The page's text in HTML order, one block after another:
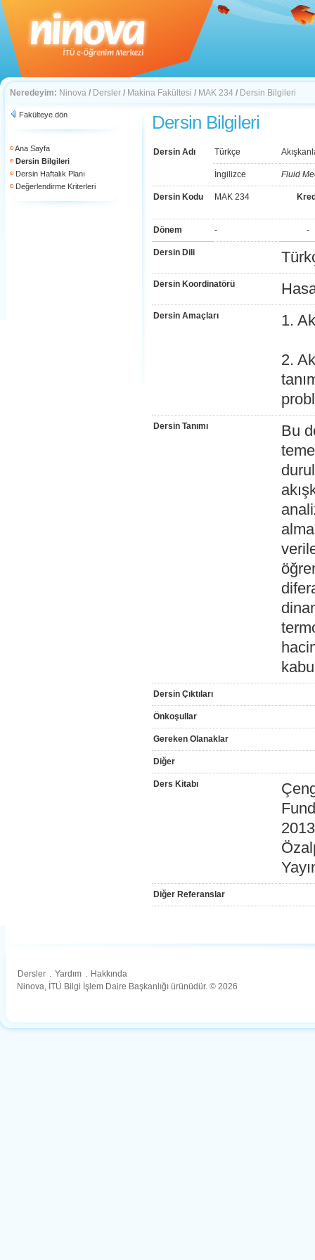
Neredeyim: Ninova / Dersler / Makina Fakültesi / MAK 234 / Dersin Bilgileri
Fakülteye dön
Ana Sayfa
Dersin Bilgileri
Dersin Haftalık Planı
Değerlendirme Kriterleri
Dersin Bilgileri
Dersin Adı Türkçe
İngilizce Fluid
Dersin Kodu MAK 234
Dönem - -
Dersin Dili
Dersin Koordinatörü
Dersin Amaçları 1.
2.
Dersin Tanımı
Bu
Dersin Çıktıları
Önkoşullar
Gereken Olanaklar
Diğer
Ders Kitabı
Diğer Referanslar
Dersler . Yardım . Hakkında
Ninova, İTÜ Bilgi İşlem Daire Başkanlığı ürünüdür. © 2026